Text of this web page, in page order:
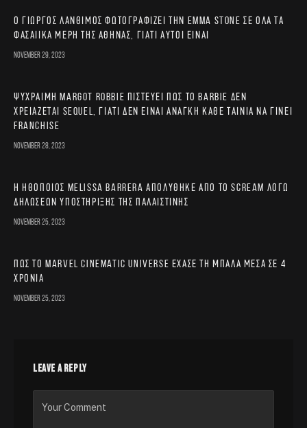
Ο Γιώργος Λάνθιμος φωτογραφίζει την Emma Stone σε όλα τα
φασαίικα μέρη της Αθήνας, γιατί αυτοί είναι
November 29, 2023
Ψύχραιμη Margot Robbie πιστεύει πως το Barbie δεν
χρειάζεται sequel, γιατί δεν είναι ανάγκη κάθε ταινία να γίνει
franchise
November 28, 2023
Η ηθοποιός Melissa Barrera απολύθηκε από το Scream λόγω
δηλώσεων υποστήριξης της Παλαιστίνης
November 25, 2023
Πώς το Marvel Cinematic Universe έχασε τη μπάλα μέσα σε 4
χρόνια
November 25, 2023
LEAVE A REPLY